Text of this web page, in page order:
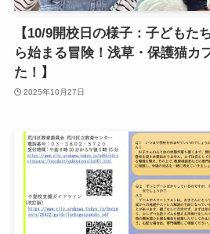
【10/9開校日の様子：子どもた
ら始まる冒険！浅草・保護猫カ
た！】
2025年10月27日